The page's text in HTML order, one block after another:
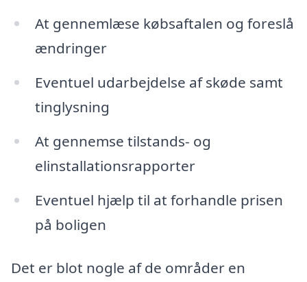
At gennemlæse købsaftalen og foreslå
ændringer
Eventuel udarbejdelse af skøde samt
tinglysning
At gennemse tilstands- og
elinstallationsrapporter
Eventuel hjælp til at forhandle prisen
på boligen
Det er blot nogle af de områder en